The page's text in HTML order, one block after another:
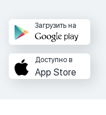
Загрузить на
Доступно в
App Store